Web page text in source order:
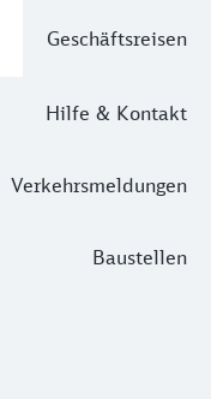
Geschäftsreisen
Hilfe & Kontakt
Verkehrsmeldungen
Baustellen